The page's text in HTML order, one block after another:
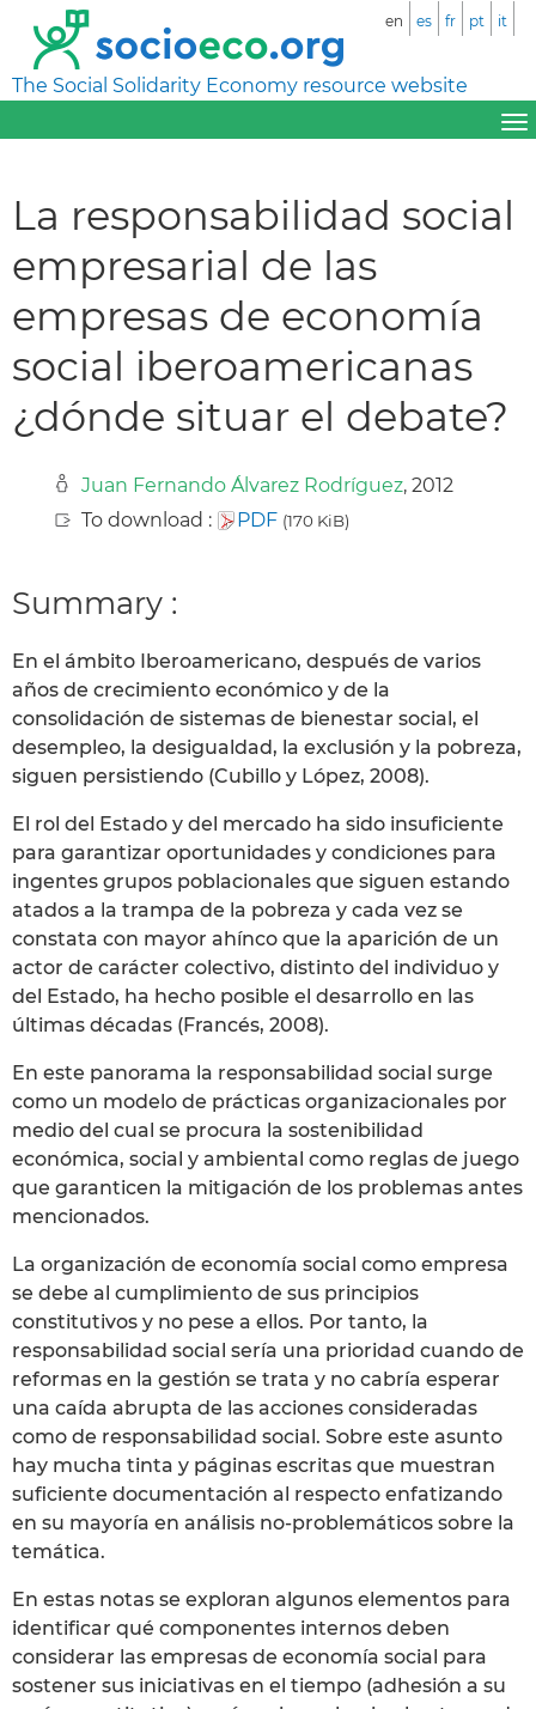
The Social Solidarity Economy resource website
en es fr pt it
La responsabilidad social
empresarial de las
empresas de economía
social iberoamericanas
¿dónde situar el debate?
Juan Fernando Álvarez Rodríguez, 2012
To download :
PDF (170 KiB)
Summary :
En el ámbito Iberoamericano, después de varios
años de crecimiento económico y de la
consolidación de sistemas de bienestar social, el
desempleo, la desigualdad, la exclusión y la pobreza,
siguen persistiendo (Cubillo y López, 2008).
El rol del Estado y del mercado ha sido insuficiente
para garantizar oportunidades y condiciones para
ingentes grupos poblacionales que siguen estando
atados a la trampa de la pobreza y cada vez se
constata con mayor ahínco que la aparición de un
actor de carácter colectivo, distinto del individuo y
del Estado, ha hecho posible el desarrollo en las
últimas décadas (Francés, 2008).
En este panorama la responsabilidad social surge
como un modelo de prácticas organizacionales por
medio del cual se procura la sostenibilidad
económica, social y ambiental como reglas de juego
que garanticen la mitigación de los problemas antes
mencionados.
La organización de economía social como empresa
se debe al cumplimiento de sus principios
constitutivos y no pese a ellos. Por tanto, la
responsabilidad social sería una prioridad cuando de
reformas en la gestión se trata y no cabría esperar
una caída abrupta de las acciones consideradas
como de responsabilidad social. Sobre este asunto
hay mucha tinta y páginas escritas que muestran
suficiente documentación al respecto enfatizando
en su mayoría en análisis no-problemáticos sobre la
temática.
En estas notas se exploran algunos elementos para
identificar qué componentes internos deben
considerar las empresas de economía social para
sostener sus iniciativas en el tiempo (adhesión a su